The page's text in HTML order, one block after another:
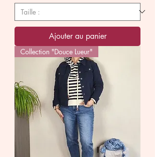
Ajouter au panier
Collection "Douce Lueur"